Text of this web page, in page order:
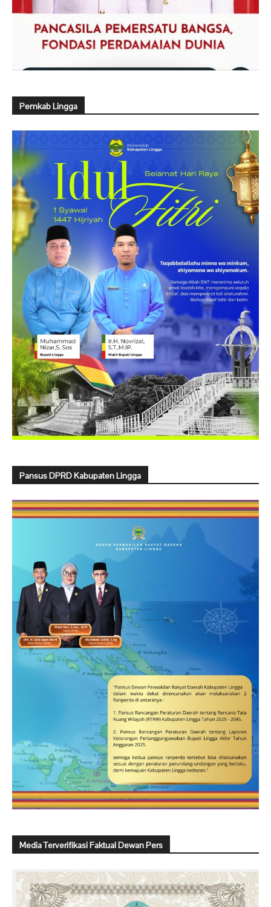
Pemkab Lingga
Pansus DPRD Kabupaten Lingga
Media Terverifikasi Faktual Dewan Pers